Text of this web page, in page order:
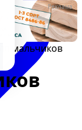
Реклама
мальчиков